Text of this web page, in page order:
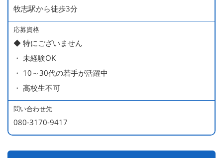
牧志駅から徒歩3分
応募資格
◆ 特にございません
・ 未経験OK
・ 10～30代の若手が活躍中
・ 高校生不可
問い合わせ先
080-3170-9417